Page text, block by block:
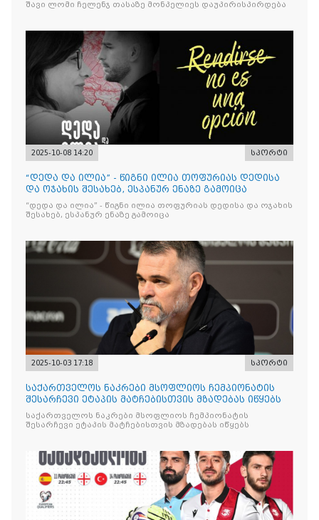
შავი ლომი ჩელენჯ თასაზე მონპელიეს დაუპირისპირდება
2025-10-08 14:20 სპორტი
“დედა და ილია” - წიგნი ილია თოფურიას დედისა
და ოჯახის შესახებ, ესპანურ ენაზე გამოიცა
“დედა და ილია” - წიგნი ილია თოფურიას დედისა და ოჯახის
შესახებ, ესპანურ ენაზე გამოიცა
2025-10-03 17:18 სპორტი
საქართველოს ნაკრები მსოფლიოს ჩემპიონატის
შესარჩევი ეტაპის მატჩებისთვის მზადებას იწყებს
საქართველოს ნაკრები მსოფლიოს ჩემპიონატის
შესარჩევი ეტაპის მატჩებისთვის მზადებას იწყებს